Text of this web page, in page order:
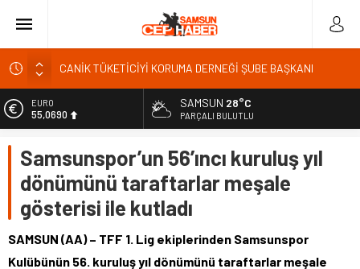
İBRAHİM ÖRS ÜN. AÇIKLAMASI MİLYONLARCA İNTERNET
KULLANICISINI İLGİLENDİREN KARAR VERİLDİ
Kardef Başkanı Adem GÜNER Yunanistan bu kararını
gözden geçirmelidir diyerek tepkilerini gösterdi
24 Temmuz Basın Bayramı basın özgürlüğünün günüdür
Sandık Bir Emanettir, Emanete İhanet Olmaz
Fatih Mahallesi Sakinleri Ilkadım Belediye Başkanı İhsan
KURNAZ ve Muhtarları Seda KEKLİK ‘teşekķür ettiler.
EURO
55,0690
6.525,39
BİST
13.788,73
47,5954
SAMSUN 28°C
PARÇALI BULUTLU
Samsunspor’un 56’ıncı kuruluş yıl
dönümünü taraftarlar meşale
gösterisi ile kutladı
SAMSUN (AA) – TFF 1. Lig ekiplerinden Samsunspor
Kulübünün 56. kuruluş yıl dönümünü taraftarlar meşale